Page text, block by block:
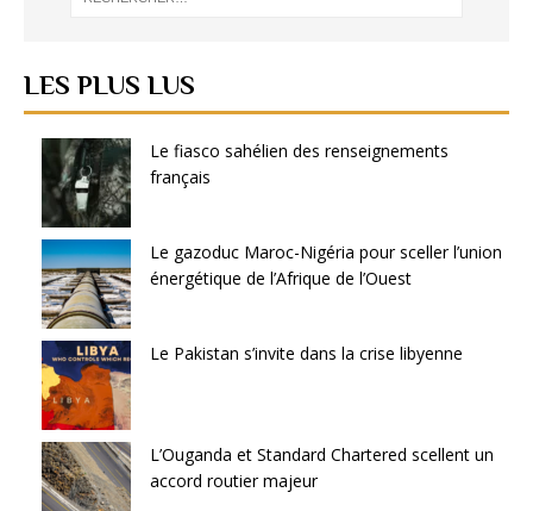
LES PLUS LUS
Le fiasco sahélien des renseignements
français
Le gazoduc Maroc-Nigéria pour sceller l’union
énergétique de l’Afrique de l’Ouest
Le Pakistan s’invite dans la crise libyenne
L’Ouganda et Standard Chartered scellent un
accord routier majeur